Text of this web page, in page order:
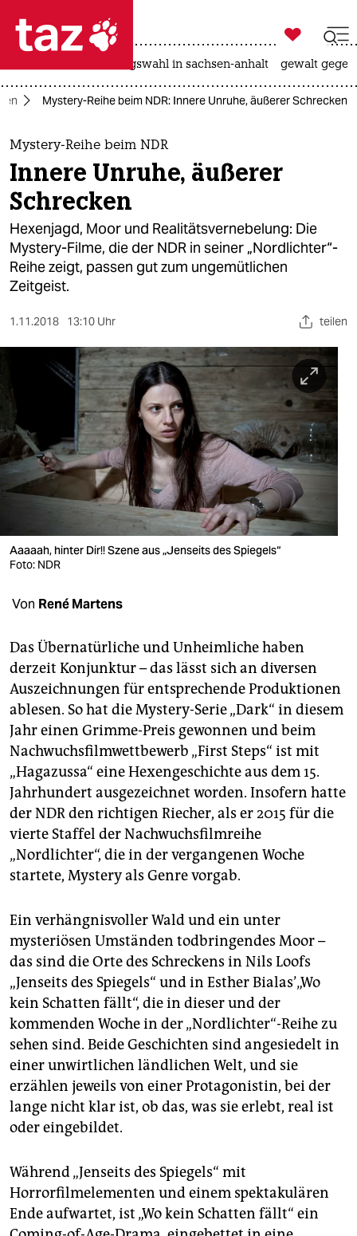
 taz zahl ich
taz zahl ich
themen
politik
öko
gesellschaft
kultur
sport
nord
wahrheit
verlag
verlag
shop
abo
genossenschaft
epaper login

taz zahl ich
landtagswahl in sachsen-anhalt gewalt
Mystery-Reihe beim NDR: Innere Unruhe, äußerer Schrecken
Mystery-Reihe beim NDR
Innere Unruhe, äußerer
Schrecken
Hexenjagd, Moor und Realitätsvernebelung: Die
Mystery-Filme, die der NDR in seiner „Nordlichter“-
Reihe zeigt, passen gut zum ungemütlichen
Zeitgeist.
1.11.2018 13:10 Uhr teilen
Aaaaah, hinter Dir!! Szene aus „Jenseits des Spiegels“
Foto: NDR
Von René Martens
Das Übernatürliche und Unheimliche haben
derzeit Konjunktur – das lässt sich an diversen
Auszeichnungen für entsprechende Produktionen
ablesen. So hat die Mystery-Serie „Dark“ in diesem
Jahr einen Grimme-Preis gewonnen und beim
Nachwuchsfilmwettbewerb „First Steps“ ist mit
„Haga­zussa“ eine Hexengeschichte aus dem 15.
Jahrhundert ausgezeichnet worden. Insofern hatte
der NDR den richtigen Riecher, als er 2015 für die
vierte Staffel der Nachwuchsfilmreihe
„Nordlichter“, die in der vergangenen Woche
startete, Mystery als Genre vorgab.
Ein verhängnisvoller Wald und ein unter
mysteriösen Umständen todbringendes Moor –
das sind die Orte des Schreckens in Nils Loofs
„Jenseits des Spiegels“ und in Esther Bia­las’„Wo
kein Schatten fällt“, die in dieser und der
kommenden Woche in der „Nordlichter“-Reihe zu
sehen sind. Beide Geschichten sind angesiedelt in
einer unwirtlichen ländlichen Welt, und sie
erzählen jeweils von einer Protagonistin, bei der
lange nicht klar ist, ob das, was sie erlebt, real ist
oder eingebildet.
Während „Jenseits des Spiegels“ mit
Horrorfilmelementen und einem spektakulären
Ende aufwartet, ist „Wo kein Schatten fällt“ ein